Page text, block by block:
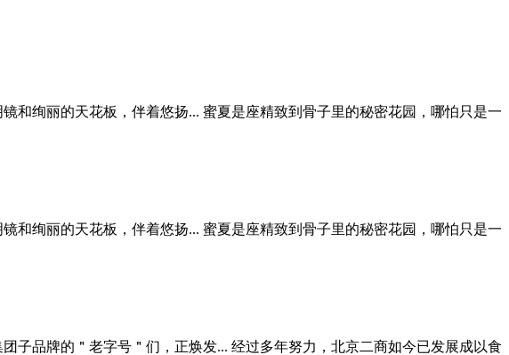
和绚丽的天花板，伴着悠扬... 蜜夏是座精致到骨子里的秘密花园，哪怕只是一
和绚丽的天花板，伴着悠扬... 蜜夏是座精致到骨子里的秘密花园，哪怕只是一
子品牌的＂老字号＂们，正焕发... 经过多年努力，北京二商如今已发展成以食